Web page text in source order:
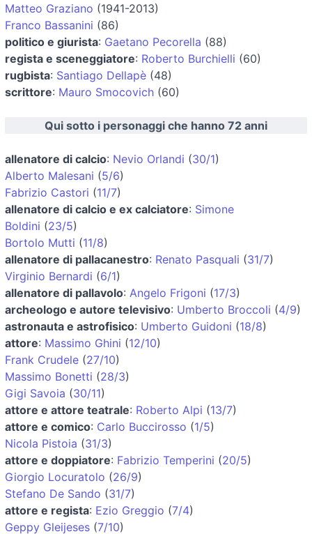
Matteo Graziano (1941-2013)
Franco Bassanini (86)
politico e giurista: Gaetano Pecorella (88)
regista e sceneggiatore: Roberto Burchielli (60)
rugbista: Santiago Dellapè (48)
scrittore: Mauro Smocovich (60)
Qui sotto i personaggi che hanno 72 anni
allenatore di calcio: Nevio Orlandi (30/1)
Alberto Malesani (5/6)
Fabrizio Castori (11/7)
allenatore di calcio e ex calciatore: Simone
Boldini (23/5)
Bortolo Mutti (11/8)
allenatore di pallacanestro: Renato Pasquali (31/7)
Virginio Bernardi (6/1)
allenatore di pallavolo: Angelo Frigoni (17/3)
archeologo e autore televisivo: Umberto Broccoli (4/9)
astronauta e astrofisico: Umberto Guidoni (18/8)
attore: Massimo Ghini (12/10)
Frank Crudele (27/10)
Massimo Bonetti (28/3)
Gigi Savoia (30/11)
attore e attore teatrale: Roberto Alpi (13/7)
attore e comico: Carlo Buccirosso (1/5)
Nicola Pistoia (31/3)
attore e doppiatore: Fabrizio Temperini (20/5)
Giorgio Locuratolo (26/9)
Stefano De Sando (31/7)
attore e regista: Ezio Greggio (7/4)
Geppy Gleijeses (7/10)